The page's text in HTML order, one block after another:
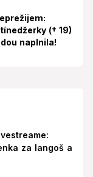
(† 19)
naplnila!
za langoš a